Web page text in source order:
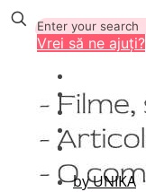
Vrei să ne ajuți?
by UNIKA